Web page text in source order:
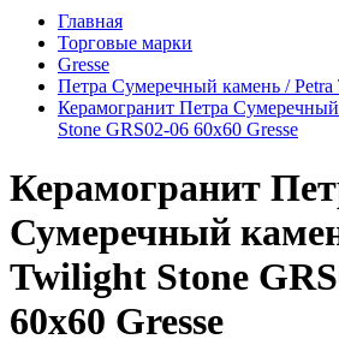
Главная
Торговые марки
Gresse
Петра Сумеречный камень / Petra
Керамогранит Петра
Stone GRS02-06 60x60 Gresse
Керамогранит
Сумеречный
Twilight Stone
60x60 Gresse